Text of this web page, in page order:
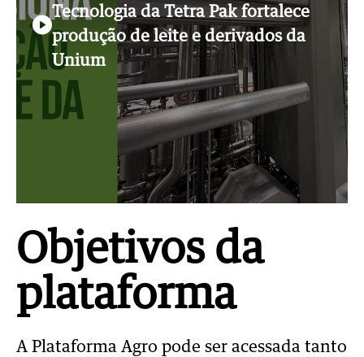
Tecnologia da Tetra Pak fortalece
produção de leite e derivados da
Unium
Objetivos da
plataforma
A Plataforma Agro pode ser acessada tanto